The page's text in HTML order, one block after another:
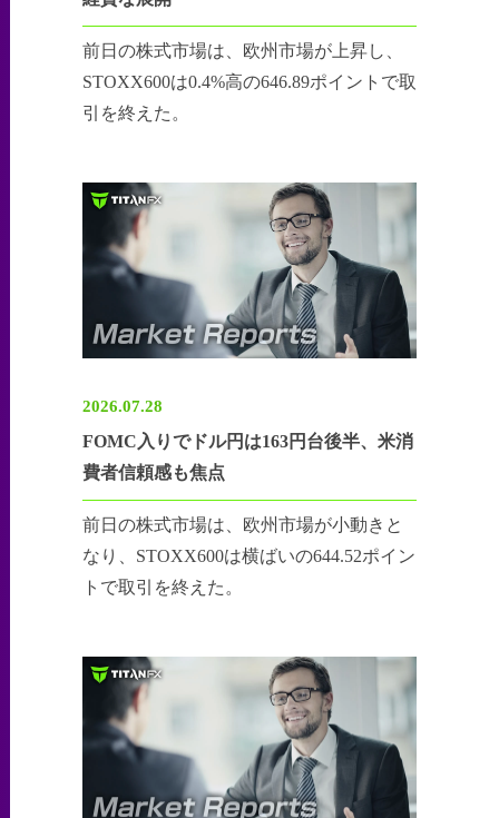
前日の株式市場は、欧州市場が上昇し、
STOXX600は0.4%高の646.89ポイントで取
引を終えた。
2026.07.28
FOMC入りでドル円は163円台後半、米消
費者信頼感も焦点
前日の株式市場は、欧州市場が小動きと
なり、STOXX600は横ばいの644.52ポイン
トで取引を終えた。